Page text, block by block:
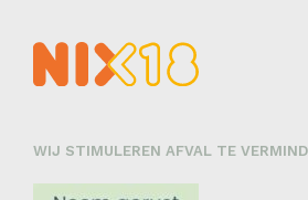
WIJ STIMULEREN AFVAL TE